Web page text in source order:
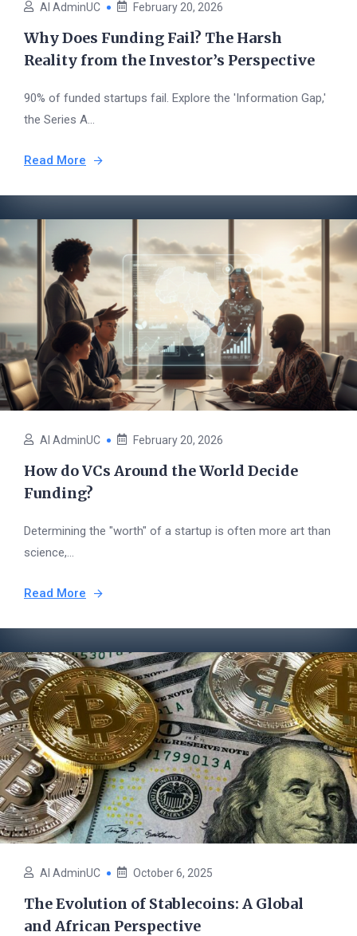
AI AdminUC February 20, 2026
Why Does Funding Fail? The Harsh
Reality from the Investor’s Perspective
90% of funded startups fail. Explore the 'Information Gap,'
the Series A...
Read More
AI AdminUC February 20, 2026
How do VCs Around the World Decide
Funding?
Determining the "worth" of a startup is often more art than
science,...
Read More
AI AdminUC October 6, 2025
The Evolution of Stablecoins: A Global
and African Perspective